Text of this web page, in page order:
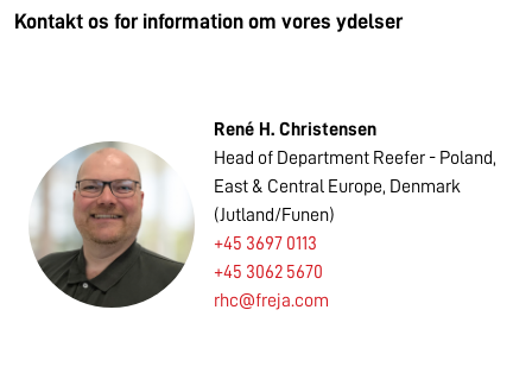
Kontakt os for information om vores ydelser
René H. Christensen
Head of Department Reefer - Poland,
East & Central Europe, Denmark
(Jutland/Funen)
+45 3697 0113
+45 3062 5670
rhc@freja.com